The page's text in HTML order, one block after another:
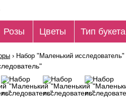
Розы Цветы Тип букета
› Набор "Маленький исследователь"